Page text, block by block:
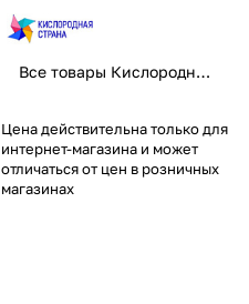
Все товары Кислородная страна
Цена действительна только для
интернет-магазина и может
отличаться от цен в розничных
магазинах